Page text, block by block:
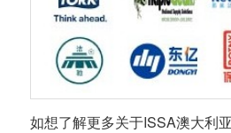
如想了解更多关于ISSA澳大利